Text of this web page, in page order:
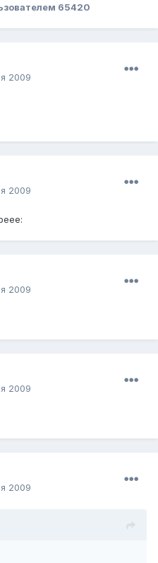
65420
2009
2009
2009
2009
2009